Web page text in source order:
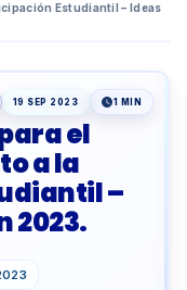
Estudiantil – Ideas
19 SEP 2023 1 MIN
el
a la
–
2023.